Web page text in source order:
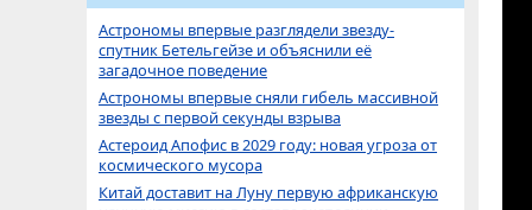
Астрономы впервые разглядели звезду-
спутник Бетельгейзе и объяснили её
загадочное поведение
Астрономы впервые сняли гибель массивной
звезды с первой секунды взрыва
Астероид Апофис в 2029 году: новая угроза от
космического мусора
Китай доставит на Луну первую африканскую